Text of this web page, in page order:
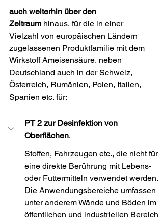
auch weiterhin über den
Zeitraum hinaus, für die in einer
Vielzahl von europäischen Ländern
zugelassenen Produktfamilie mit dem
Wirkstoff Ameisensäure, neben
Deutschland auch in der Schweiz,
Österreich, Rumänien, Polen, Italien,
Spanien etc. für:
PT 2 zur Desinfektion von
Oberflächen,
Stoffen, Fahrzeugen etc., die nicht für
eine direkte Berührung mit Lebens-
oder Futtermitteln verwendet werden.
Die Anwendungsbereiche umfassen
unter anderem Wände und Böden im
öffentlichen und industriellen Bereich